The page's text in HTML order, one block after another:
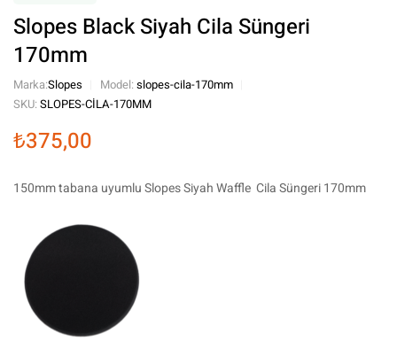
Slopes Black Siyah Cila Süngeri
170mm
Marka:Slopes Model: slopes-cila-170mm
SKU: SLOPES-CILA-170MM
₺375,00
150mm tabana uyumlu Slopes Siyah Waffle Cila Süngeri 170mm